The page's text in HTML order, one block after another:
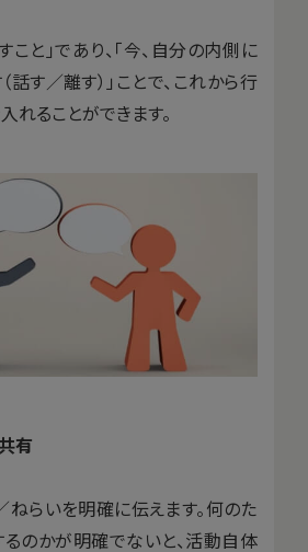
こと」であり、「今、自分の内側に
話す／離す）」ことで、これから行
れることができます。
有
らいを明確に伝えます。何のた
のかが明確でないと、活動自体